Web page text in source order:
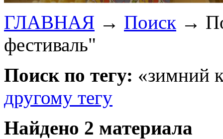
ГЛАВНАЯ → Поиск →
фестиваль"
Поиск по тегу: «зимний
другому тегу
Найдено 2 материала